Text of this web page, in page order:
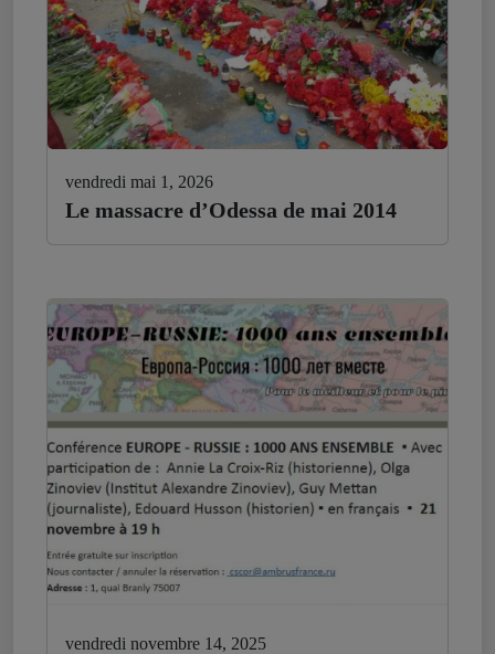
vendredi mai 1, 2026
Le massacre d’Odessa de mai 2014
vendredi novembre 14, 2025